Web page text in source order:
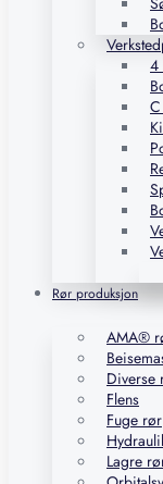
4
Rør produksjon
AMA®
Diverse
Flens
Fuge rør
Lagre